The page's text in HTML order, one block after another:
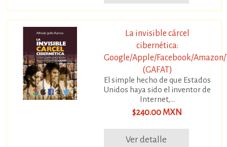
La invisible cárcel
cibernética:
Google/Apple/Facebook/
(GAFAT)
El simple hecho de que Estados
Unidos haya sido el inventor de
Internet,...
$240.00 MXN
Ver detalle